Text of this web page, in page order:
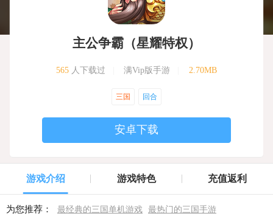
主公争霸（星耀特权）
565 人下载过 满Vip版手游 2.70MB
三国 回合
安卓下载
游戏介绍 游戏特色 充值返利
为您推荐： 最经典的三国单机游戏 最热门的三国手游